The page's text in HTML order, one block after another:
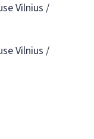
Vilnius /
Vilnius /